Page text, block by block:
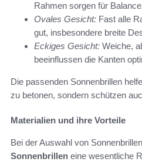
Rahmen sorgen für
Ovales Gesicht: Fast alle
gut, insbesondere breite
Eckiges Gesicht: Weiche,
beeinflussen die Kanten
Die passenden Sonnenbrillen
zu betonen, sondern schützen
Materialien und ihre Vorteile
Bei der Auswahl von
Sonnenbrillen eine wesentliche